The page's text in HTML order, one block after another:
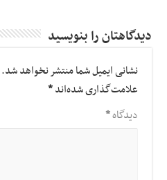
دیدگاهتان را بنویسید
نشانی ایمیل شما منتشر نخواهد شد.
علامت‌گذاری شده‌اند*
دیدگاه*